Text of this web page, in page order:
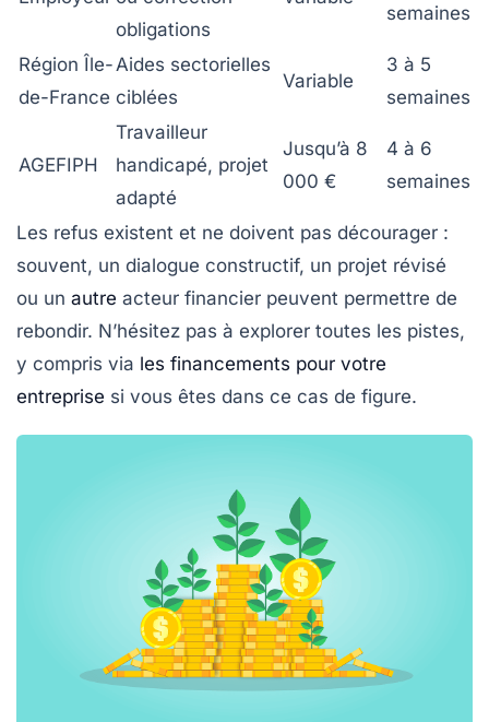
obligations
semaines
Région Île-
de-France
Aides sectorielles
ciblées
Variable
3 à 5
semaines
AGEFIPH
Travailleur
handicapé, projet
adapté
Jusqu’à 8
000 €
4 à 6
semaines
Les refus existent et ne doivent pas décourager :
souvent, un dialogue constructif, un projet révisé
ou un autre acteur financier peuvent permettre de
rebondir. N’hésitez pas à explorer toutes les pistes,
y compris via les financements pour votre
entreprise si vous êtes dans ce cas de figure.